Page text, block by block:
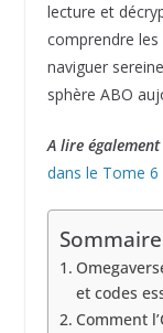
lecture et
comprendre
naviguer
sphère ABO
A lire également
dans le Tome 6
Sommaire
et codes
Comment